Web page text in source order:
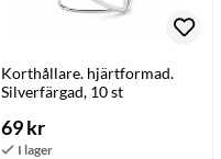
Korthållare. hjärtformad.
Silverfärgad, 10 st
69 kr